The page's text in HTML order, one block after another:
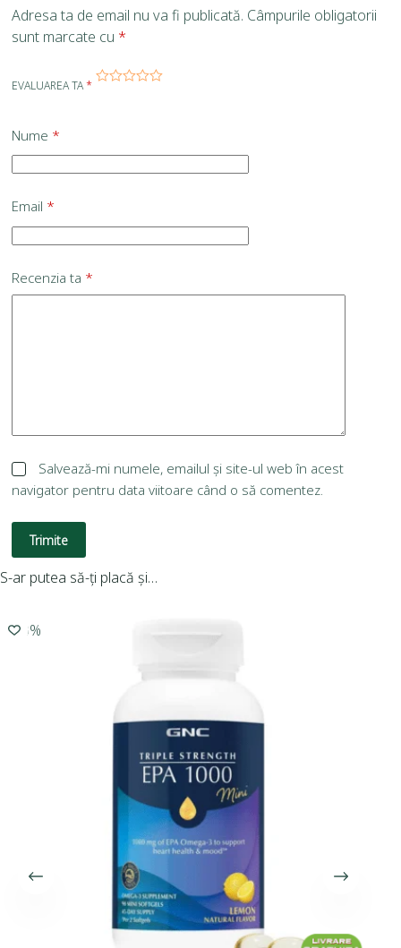
Adresa ta de email nu va fi publicată. Câmpurile obligatorii
sunt marcate cu *
EVALUAREA TA*
Nume *
Email *
Recenzia ta *
Salvează-mi numele, emailul și site-ul web în acest
navigator pentru data viitoare când o să comentez.
Trimite
S-ar putea să-ți placă și…
-10%